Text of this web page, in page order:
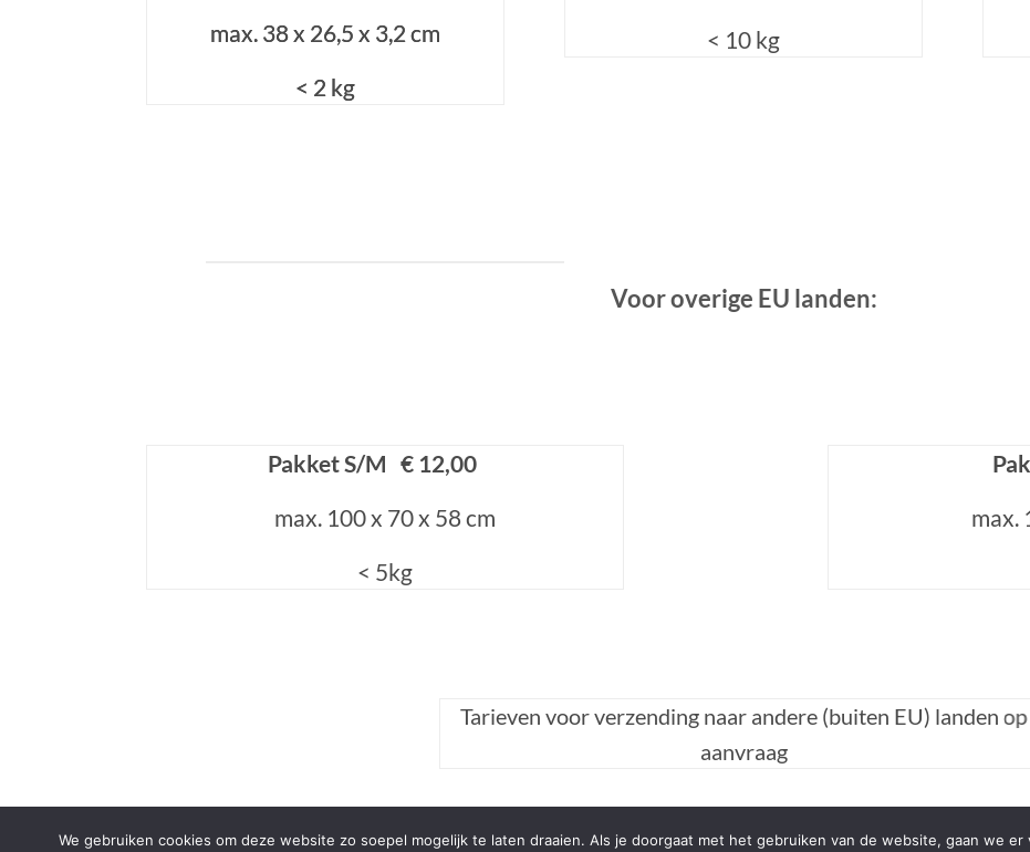
max. 38 x 26,5 x 3,2 cm
< 2 kg
max. 38 x 26,5 x 3,2 cm
< 2 kg
< 10 kg
Voor overige EU landen:
Pakket S/M € 12,00
max. 100 x 70 x 58 cm
< 5kg
max.
Tarieven voor verzending naar andere (buiten EU) landen op
aanvraag
We gebruiken cookies om deze website zo soepel mogelijk te laten draaien. Als je doorgaat met het gebruiken van de website, gaan we